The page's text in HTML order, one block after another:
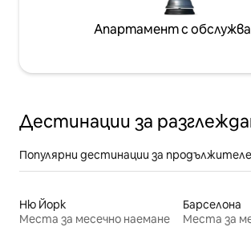
Апартамент с
Дестинации за
Популярни дестинации за
Ню Йорк
Места за месечно наемане
Барселона
Места за